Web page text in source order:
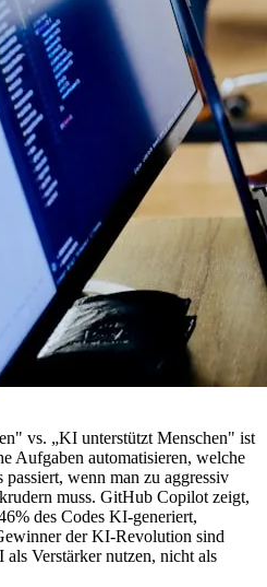
vs. „KI unterstützt Menschen" ist
Aufgaben automatisieren, welche
wenn man zu aggressiv
muss. GitHub Copilot zeigt,
des Codes KI-generiert,
der KI-Revolution sind
Verstärker nutzen, nicht als